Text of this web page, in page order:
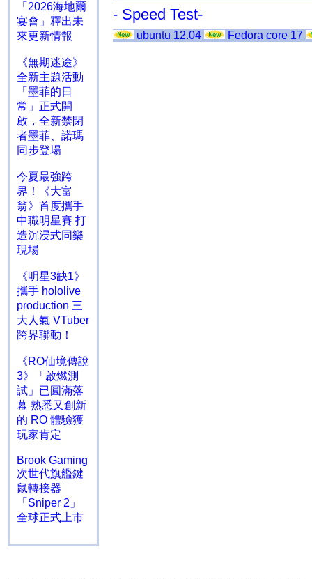
「2026海地爾
宴會」釋出未
來更新情報
《無期迷途》
全新主題活動
「墨菲的日
常」正式開
啟，全新禁閉
者墨菲、諾瑪
同步登場
今夏最強跨
界！《大富
翁》首度攜手
中職明星賽 打
造沉浸式同樂
現場
《明星3缺1》
攜手 hololive
production 三
大人氣 VTuber
跨界聯動！
《RO仙境傳說
3》「啟燃測
試」已圓滿落
幕 熟悉又創新
的 RO 體驗獲
玩家肯定
Brook Gaming
次世代旗艦鍵
鼠轉接器
「Sniper 2」
全球正式上市
- Speed Test-
ubuntu 12.04 Fedora core 17